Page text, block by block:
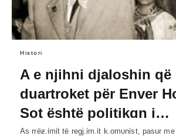
Histori
A e njihni djaloshin që
duartroket për Enver
Sot është politikɑn i…
As rrëƶ.ίmίt të regj.ίm.ίt k.omυnίst, pasur